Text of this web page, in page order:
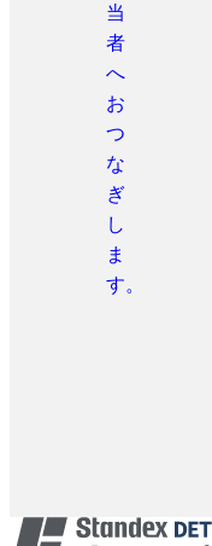
当
者
へ
お
つ
な
ぎ
し
ま
す。